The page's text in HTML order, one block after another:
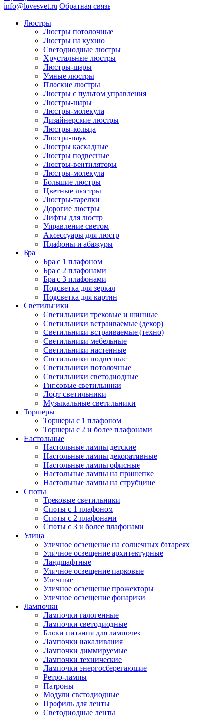
info@lovesvet.ru Обратная связь
Люстры
Люстры потолочные
Люстры на кухню
Светодиодные люстры
Хрустальные люстры
Люстры-шары
Умные люстры
Плоские люстры
Люстры с пультом управления
Люстры-шары
Люстры-молекула
Дизайнерские люстры
Люстры-кольца
Люстра-паук
Люстры каскадные
Люстры подвесные
Люстры-вентиляторы
Люстры-молекула
Большие люстры
Цветные люстры
Люстры-тарелки
Дорогие люстры
Лифты для люстр
Управление светом
Аксессуары для люстр
Плафоны и абажуры
Бра
Бра с 1 плафоном
Бра с 2 плафонами
Бра с 3 плафонами
Подсветка для зеркал
Подсветка для картин
Светильники
Светильники трековые и шинные
Светильники встраиваемые (декор)
Светильники встраиваемые (техно)
Светильники мебельные
Светильники настенные
Светильники подвесные
Светильники потолочные
Светильники светодиодные
Гипсовые светильники
Лофт светильники
Музыкальные светильники
Торшеры
Торшеры с 1 плафоном
Торшеры с 2 и более плафонами
Настольные
Настольные лампы детские
Настольные лампы декоративные
Настольные лампы офисные
Настольные лампы на прищепке
Настольные лампы на струбцине
Споты
Трековые светильники
Споты с 1 плафоном
Споты с 2 плафонами
Споты с 3 и более плафонами
Улица
Уличное освещение на солнечных батареях
Уличное освещение архитектурные
Ландшафтные
Уличное освещение парковые
Уличные
Уличное освещение прожекторы
Уличное освещение фонарики
Лампочки
Лампочки галогенные
Лампочки светодиодные
Блоки питания для лампочек
Лампочки накаливания
Лампочки диммируемые
Лампочки технические
Лампочки энергосберегающие
Ретро-лампы
Патроны
Модули светодиодные
Профиль для ленты
Светодиодные ленты